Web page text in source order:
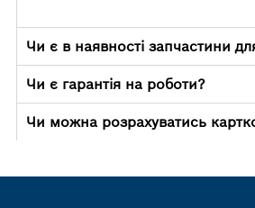
Чи є в наявності запчастини
Чи є гарантія на роботи?
Чи можна розрахуватись